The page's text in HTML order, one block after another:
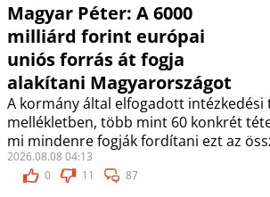
Magyar Péter: A 6000
milliárd forint európai
uniós forrás át fogja
alakítani Magyarországot
A kormány által elfogadott intézkedési
mellékletben, több mint 60 konkrét
mi mindenre fogják fordítani ezt az
2026.08.08 04:13
0
11 87